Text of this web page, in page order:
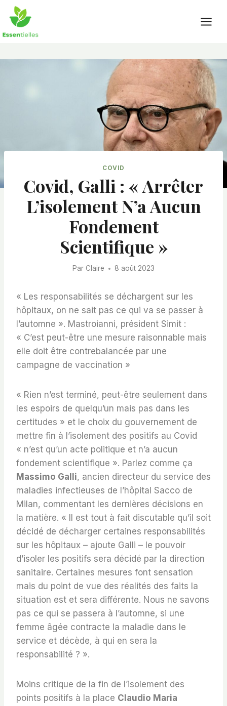
Skip
content
COVID
Covid, Galli : « Arrêter
L’isolement N’a Aucun
Fondement
Scientifique »
Par Claire 8 août 2023
« Les responsabilités se déchargent sur les
hôpitaux, on ne sait pas ce qui va se passer à
l’automne ». Mastroianni, président Simit :
« C’est peut-être une mesure raisonnable mais
elle doit être contrebalancée par une
campagne de vaccination »
« Rien n’est terminé, peut-être seulement dans
les espoirs de quelqu’un mais pas dans les
certitudes » et le choix du gouvernement de
mettre fin à l’isolement des positifs au Covid
« n’est qu’un acte politique et n’a aucun
fondement scientifique ». Parlez comme ça
Massimo Galli, ancien directeur du service des
maladies infectieuses de l’hôpital Sacco de
Milan, commentant les dernières décisions en
la matière. « Il est tout à fait discutable qu’il soit
décidé de décharger certaines responsabilités
sur les hôpitaux – ajoute Galli – le pouvoir
d’isoler les positifs sera décidé par la direction
sanitaire. Certaines mesures font sensation
mais du point de vue des réalités des faits la
situation est et sera différente. Nous ne savons
pas ce qui se passera à l’automne, si une
femme âgée contracte la maladie dans le
service et décède, à qui en sera la
responsabilité ? ».
Moins critique de la fin de l’isolement des
points positifs à la place Claudio Maria